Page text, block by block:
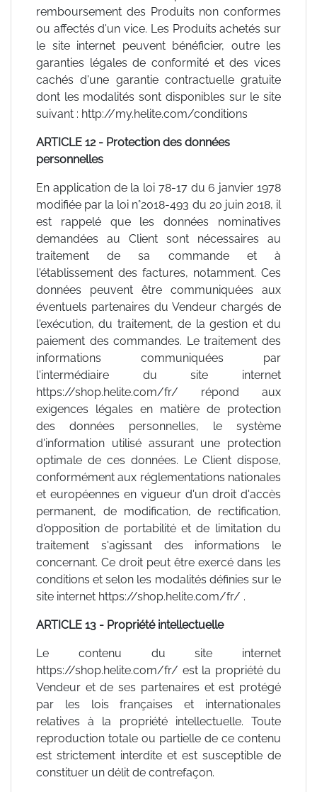
remboursement des Produits non conformes
ou affectés d'un vice. Les Produits achetés sur
le site internet peuvent bénéficier, outre les
garanties légales de conformité et des vices
cachés d'une garantie contractuelle gratuite
dont les modalités sont disponibles sur le site
suivant : http://my.helite.com/conditions
ARTICLE 12 - Protection des données
personnelles
En application de la loi 78-17 du 6 janvier 1978
modifiée par la loi n°2018-493 du 20 juin 2018, il
est rappelé que les données nominatives
demandées au Client sont nécessaires au
traitement de sa commande et à
l'établissement des factures, notamment. Ces
données peuvent être communiquées aux
éventuels partenaires du Vendeur chargés de
l'exécution, du traitement, de la gestion et du
paiement des commandes. Le traitement des
informations communiquées par
l'intermédiaire du site internet
https://shop.helite.com/fr/ répond aux
exigences légales en matière de protection
des données personnelles, le système
d'information utilisé assurant une protection
optimale de ces données. Le Client dispose,
conformément aux réglementations nationales
et européennes en vigueur d'un droit d'accès
permanent, de modification, de rectification,
d'opposition de portabilité et de limitation du
traitement s'agissant des informations le
concernant. Ce droit peut être exercé dans les
conditions et selon les modalités définies sur le
site internet https://shop.helite.com/fr/ .
ARTICLE 13 - Propriété intellectuelle
Le contenu du site internet
https://shop.helite.com/fr/ est la propriété du
Vendeur et de ses partenaires et est protégé
par les lois françaises et internationales
relatives à la propriété intellectuelle. Toute
reproduction totale ou partielle de ce contenu
est strictement interdite et est susceptible de
constituer un délit de contrefaçon.